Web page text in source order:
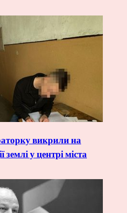
викрили на
землі у центрі міста